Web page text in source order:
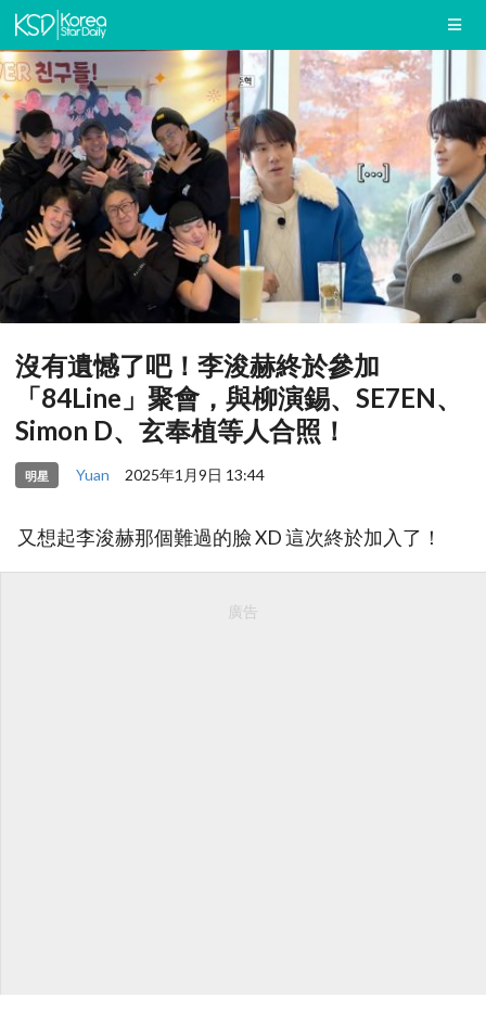
沒有遺憾了吧！李浚赫終於參加
「84Line」聚會，與柳演錫、SE7EN、
Simon D、玄奉植等人合照！
明星 Yuan 2025年1月9日 13:44
又想起李浚赫那個難過的臉 XD 這次終於加入了！
廣告